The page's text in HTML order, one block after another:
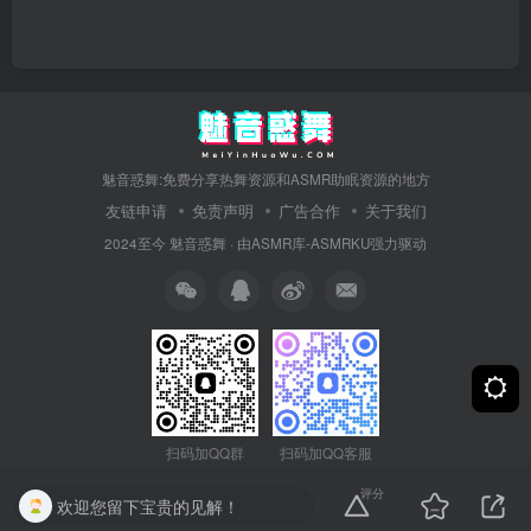
魅音惑舞:免费分享热舞资源和ASMR助眠资源的地方
友链申请 免责声明 广告合作 关于我们
2024至今 魅音惑舞 · 由ASMR库-ASMRKU强力驱动
扫码加QQ群 扫码加QQ客服
欢迎您留下宝贵的见解！
评分